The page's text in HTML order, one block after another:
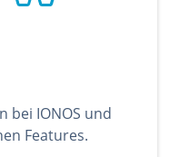
bei IONOS und
Features.